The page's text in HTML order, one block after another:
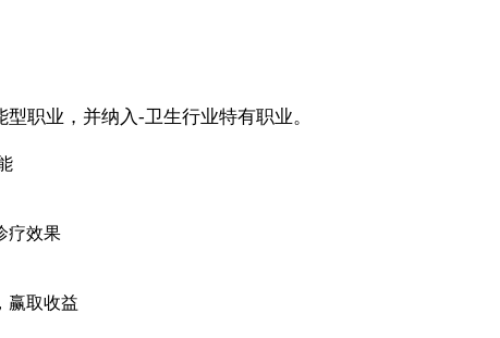
职业，并纳入-卫生行业特有职业。
疗效果
赢取收益